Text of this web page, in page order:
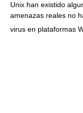
Unix han existido
amenazas reales no
virus en plataformas